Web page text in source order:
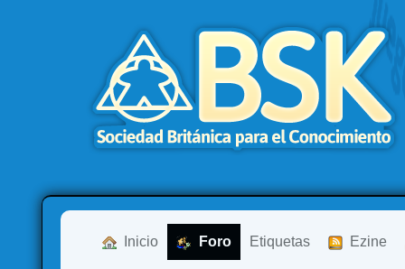
Inicio Foro Etiquetas Ezine